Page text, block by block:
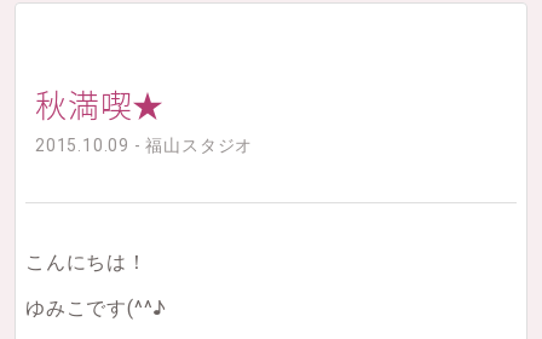
秋満喫★
2015.10.09 - 福山スタジオ
こんにちは！
ゆみこです(^^♪